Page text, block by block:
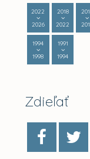
2022
2026
2018
2022
1994
1998
1991
1994
Zdieľať